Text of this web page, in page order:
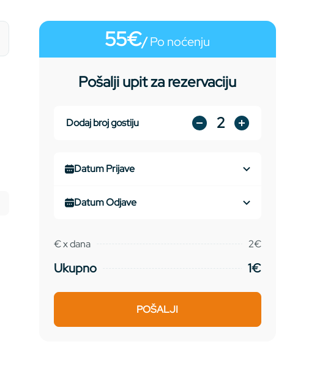
55€/Po noćenju
Pošalji upit za rezervaciju
Dodaj broj gostiju 2
€xdana 2€
Ukupno 1€
POŠALJI